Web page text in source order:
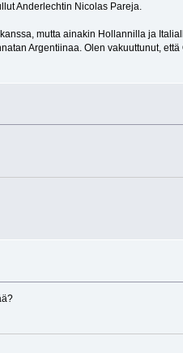
Anderlechtin Nicolas Pareja.
mutta ainakin Hollannilla ja
Argentiinaa. Olen vakuuttunut,